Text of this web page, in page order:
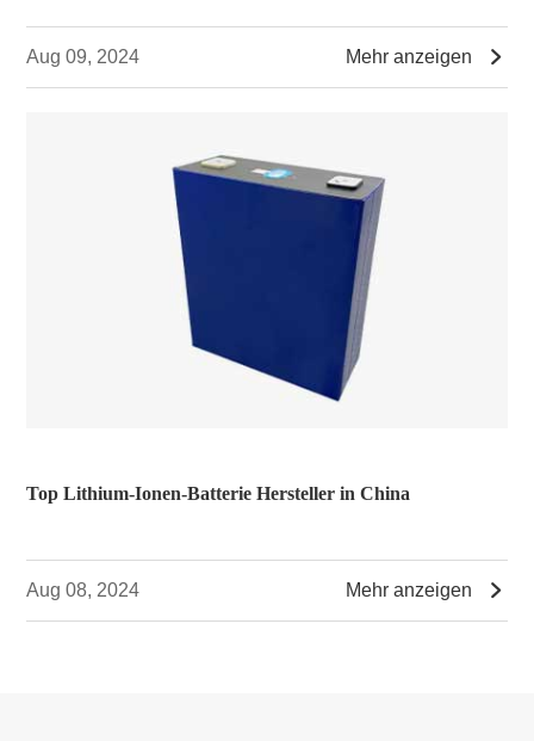
Aug 09, 2024 Mehr anzeigen 
Top Lithium-Ionen-Batterie Hersteller in China
Aug 08, 2024 Mehr anzeigen 